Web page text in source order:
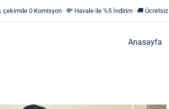
çekimde 0 Komisyon · 💸 Havale ile %5 İndirim · 🚚
Anasayfa